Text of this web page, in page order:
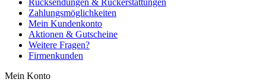
Rücksendungen & Rückerstattungen
Zahlungsmöglichkeiten
Mein Kundenkonto
Aktionen & Gutscheine
Weitere Fragen?
Firmenkunden
Mein Konto